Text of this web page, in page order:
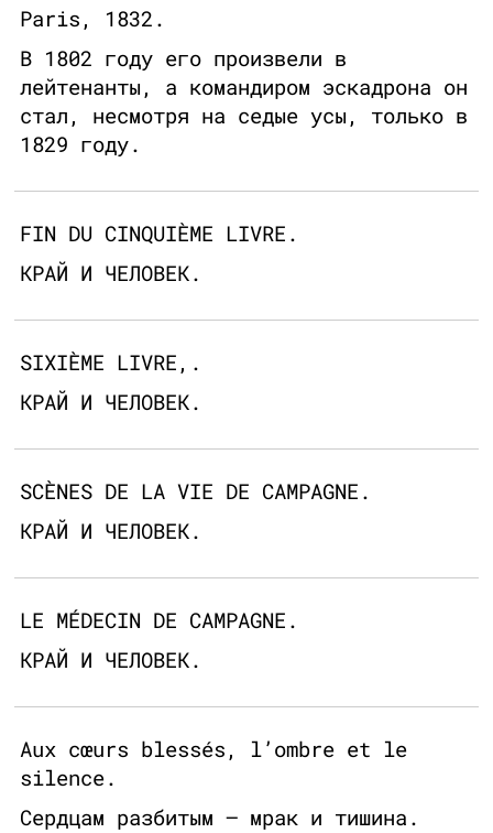
Paris, 1832.
В 1802 году его произвели в
лейтенанты, а командиром эскадрона он
стал, несмотря на седые усы, только в
1829 году.
FIN DU CINQUIÈME LIVRE.
КРАЙ И ЧЕЛОВЕК.
SIXIÈME LIVRE,.
КРАЙ И ЧЕЛОВЕК.
SCÈNES DE LA VIE DE CAMPAGNE.
КРАЙ И ЧЕЛОВЕК.
LE MÉDECIN DE CAMPAGNE.
КРАЙ И ЧЕЛОВЕК.
Aux cœurs blessés, l’ombre et le
silence.
Сердцам разбитым — мрак и тишина.